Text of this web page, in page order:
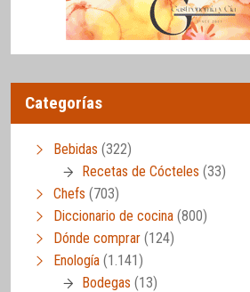
Categorías
Bebidas (322)
Recetas de Cócteles (33)
Chefs (703)
Diccionario de cocina (800)
Dónde comprar (124)
Enología (1.141)
Bodegas (13)